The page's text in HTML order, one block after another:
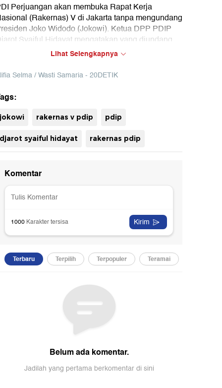
Perjuangan akan membuka Rapat Kerja
(Rakernas) V di Jakarta tanpa mengundang
Joko Widodo (Jokowi). Ketua DPP PDIP
Syaiful Hidayat mengatakan yang diundang
dalam agenda ini internal partai.
Lihat Selengkapnya
Selma / Wasti Samaria - 20DETIK
jokowi rakernas v pdip pdip
djarot syaiful hidayat rakernas pdip